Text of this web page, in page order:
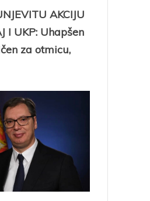
AKCIJU
I UKP: Uhapšen
za otmicu,